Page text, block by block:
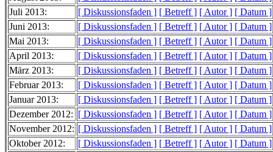
Juli 2013:
[ Diskussionsfaden ] [ Betreff ] [ Autor ] [ Datum ]
Juni 2013:
[ Diskussionsfaden ] [ Betreff ] [ Autor ] [ Datum ]
Mai 2013:
[ Diskussionsfaden ] [ Betreff ] [ Autor ] [ Datum ]
April 2013:
[ Diskussionsfaden ] [ Betreff ] [ Autor ] [ Datum ]
März 2013:
[ Diskussionsfaden ] [ Betreff ] [ Autor ] [ Datum ]
Februar 2013:
[ Diskussionsfaden ] [ Betreff ] [ Autor ] [ Datum ]
Januar 2013:
[ Diskussionsfaden ] [ Betreff ] [ Autor ] [ Datum ]
Dezember 2012: [ Diskussionsfaden ] [ Betreff ] [ Autor ] [ Datum ]
November 2012: [ Diskussionsfaden ] [ Betreff ] [ Autor ] [ Datum ]
Oktober 2012:
[ Diskussionsfaden ] [ Betreff ] [ Autor ] [ Datum ]